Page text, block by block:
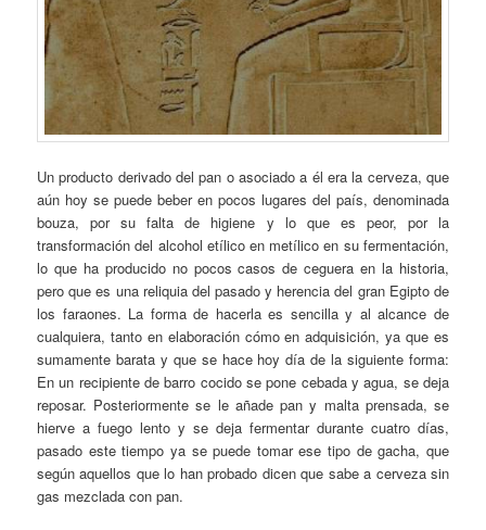
Un producto derivado del pan o asociado a él era la cerveza, que
aún hoy se puede beber en pocos lugares del país, denominada
bouza, por su falta de higiene y lo que es peor, por la
transformación del alcohol etílico en metílico en su fermentación,
lo que ha producido no pocos casos de ceguera en la historia,
pero que es una reliquia del pasado y herencia del gran Egipto de
los faraones. La forma de hacerla es sencilla y al alcance de
cualquiera, tanto en elaboración cómo en adquisición, ya que es
sumamente barata y que se hace hoy día de la siguiente forma:
En un recipiente de barro cocido se pone cebada y agua, se deja
reposar. Posteriormente se le añade pan y malta prensada, se
hierve a fuego lento y se deja fermentar durante cuatro días,
pasado este tiempo ya se puede tomar ese tipo de gacha, que
según aquellos que lo han probado dicen que sabe a cerveza sin
gas mezclada con pan.